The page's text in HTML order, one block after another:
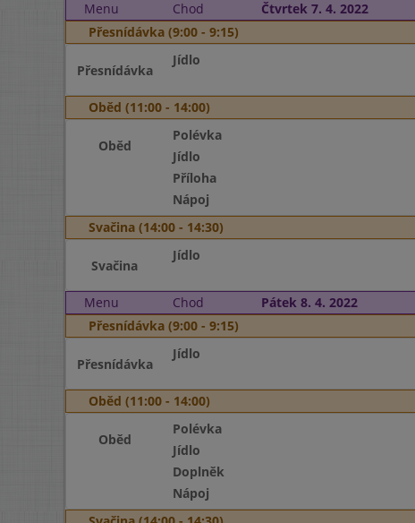
Menu Chod Čtvrtek 7. 4. 2022
Přesnídávka (9:00 - 9:15)
Přesnídávka
Jídlo
Oběd (11:00 - 14:00)
Oběd
Polévka
Jídlo
Příloha
Nápoj
Svačina (14:00 - 14:30)
Svačina
Jídlo
Menu Chod Pátek 8. 4. 2022
Přesnídávka (9:00 - 9:15)
Přesnídávka
Jídlo
Oběd (11:00 - 14:00)
Oběd
Polévka
Jídlo
Doplněk
Nápoj